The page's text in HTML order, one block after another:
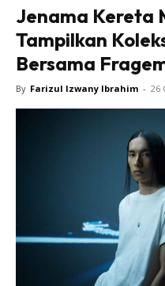
Jenama Kereta
Tampilkan
Bersama
By Farizul Izwany Ibrahim - 26